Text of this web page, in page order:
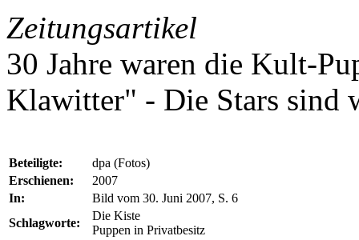
Zeitungsartikel
30 Jahre waren die Kult-
Klawitter" - Die Stars sind
Beteiligte:
dpa (Fotos)
Erschienen:
2007
In:
Bild vom 30. Juni 2007, S. 6
Schlagworte:
Die Kiste
Puppen in Privatbesitz